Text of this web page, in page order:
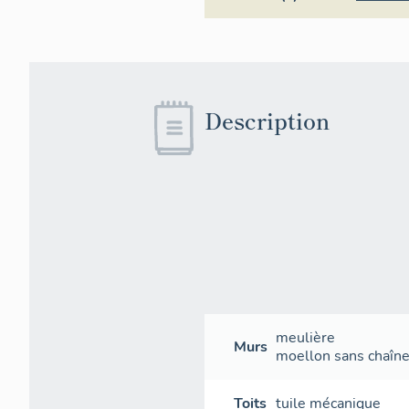
Description
Murs meulière
moellon sans
Toits tuile mécanique